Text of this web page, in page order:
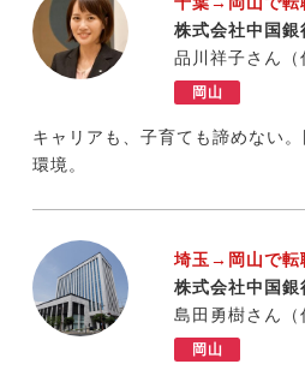
株式会社中国銀
品川祥子さん
岡山
キャリアも、子育ても諦めない
環境。
埼玉→岡山で転
株式会社中国銀
島田勇樹さん
岡山